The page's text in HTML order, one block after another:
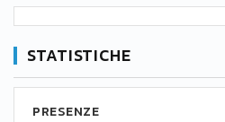
STATISTICHE
PRESENZE